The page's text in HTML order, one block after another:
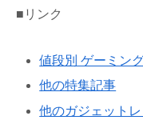
■リンク
値段別 ゲーミン
他の特集記事
他のガジェット